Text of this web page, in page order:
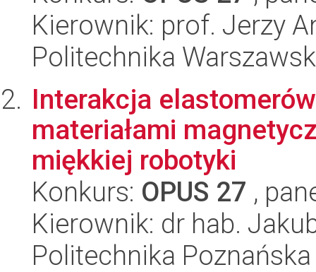
Kierownik: prof. Jerzy
Politechnika
Interakcja
materiałami
miękkiej robotyki
Konkurs: OPUS 27 ,
Kierownik: dr hab.
Politechnika Poznańska